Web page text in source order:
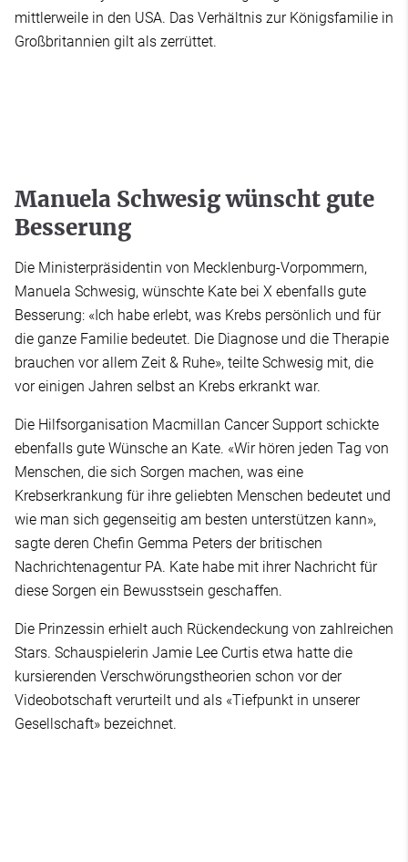
mittlerweile in den USA. Das Verhältnis zur Königsfamilie in
Großbritannien gilt als zerrüttet.
Manuela Schwesig wünscht gute
Besserung
Die Ministerpräsidentin von Mecklenburg-Vorpommern,
Manuela Schwesig, wünschte Kate bei X ebenfalls gute
Besserung: «Ich habe erlebt, was Krebs persönlich und für
die ganze Familie bedeutet. Die Diagnose und die Therapie
brauchen vor allem Zeit & Ruhe», teilte Schwesig mit, die
vor einigen Jahren selbst an Krebs erkrankt war.
Die Hilfsorganisation Macmillan Cancer Support schickte
ebenfalls gute Wünsche an Kate. «Wir hören jeden Tag von
Menschen, die sich Sorgen machen, was eine
Krebserkrankung für ihre geliebten Menschen bedeutet und
wie man sich gegenseitig am besten unterstützen kann»,
sagte deren Chefin Gemma Peters der britischen
Nachrichtenagentur PA. Kate habe mit ihrer Nachricht für
diese Sorgen ein Bewusstsein geschaffen.
Die Prinzessin erhielt auch Rückendeckung von zahlreichen
Stars. Schauspielerin Jamie Lee Curtis etwa hatte die
kursierenden Verschwörungstheorien schon vor der
Videobotschaft verurteilt und als «Tiefpunkt in unserer
Gesellschaft» bezeichnet.